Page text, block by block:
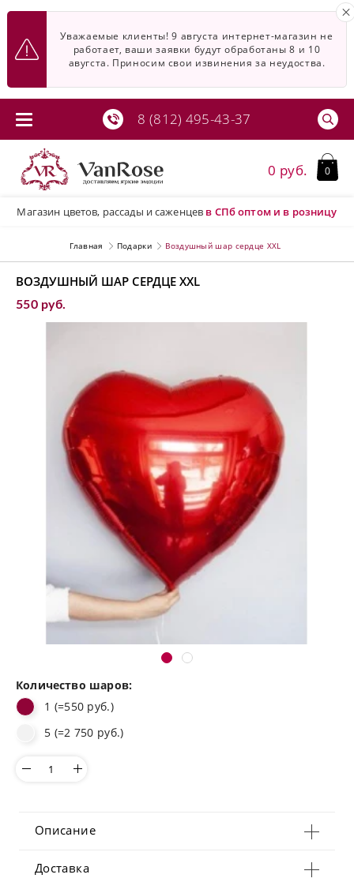
Уважаемые клиенты! 9 августа интернет-магазин не
работает, ваши заявки будут обработаны 8 и 10
авугста. Приносим свои извинения за неудоства.
8 (812) 495-43-37
Магазин цветов, рассады и саженцев в СПбоптом и в розницу
0 руб. 0
Главная Подарки Воздушный шар сердце XXL
ВОЗДУШНЫЙ ШАР СЕРДЦЕ XXL
550 руб.
Количество шаров:
1 (=550 руб.)
5 (=2 750 руб.)
Описание
Доставка